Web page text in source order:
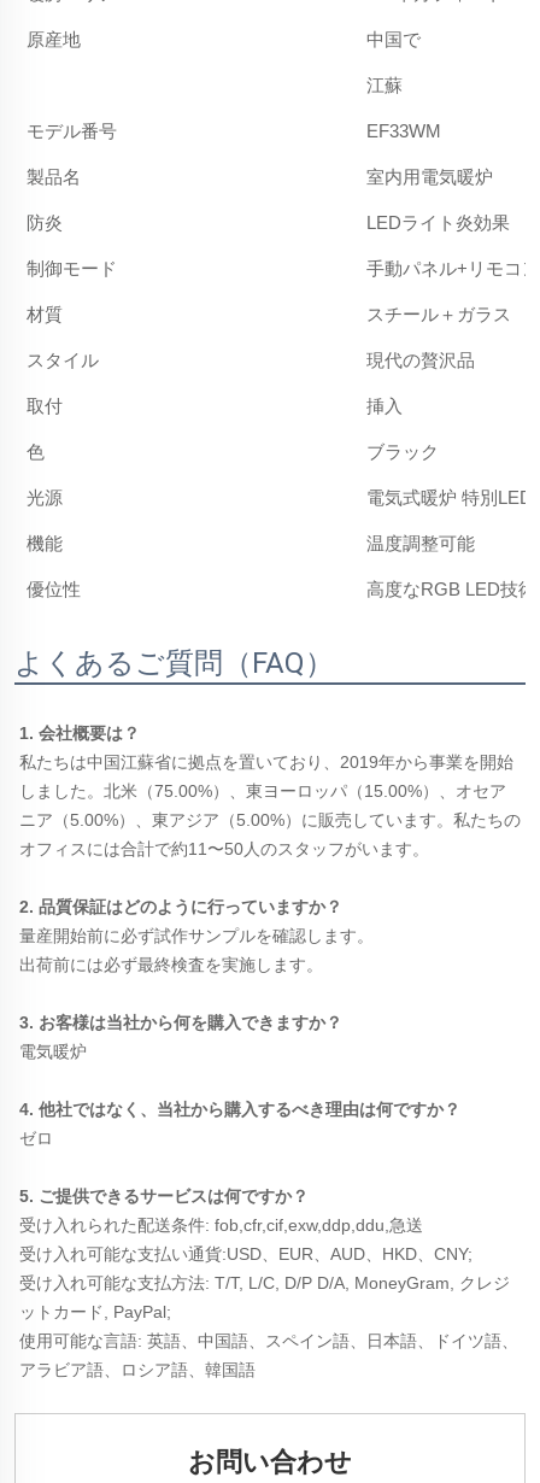
原産地 中国で
江蘇
モデル番号 EF33WM
製品名 室内用電気暖炉
防炎 LEDライト炎効果
制御モード 手動パネル+リモコン
材質 スチール＋ガラス
スタイル 現代の贅沢品
取付 挿入
色 ブラック
光源 電気式暖炉 特別LED
機能 温度調整可能
優位性 高度なRGB LED技術
よくあるご質問（FAQ）
1. 会社概要は？
私たちは中国江蘇省に拠点を置いており、2019年から事業を開始
しました。北米（75.00%）、東ヨーロッパ（15.00%）、オセア
ニア（5.00%）、東アジア（5.00%）に販売しています。私たちの
オフィスには合計で約11〜50人のスタッフがいます。
2. 品質保証はどのように行っていますか？
量産開始前に必ず試作サンプルを確認します。
出荷前には必ず最終検査を実施します。
3. お客様は当社から何を購入できますか？
電気暖炉
4. 他社ではなく、当社から購入するべき理由は何ですか？
ゼロ
5. ご提供できるサービスは何ですか？
受け入れられた配送条件: fob,cfr,cif,exw,ddp,ddu,急送
受け入れ可能な支払い通貨:USD、EUR、AUD、HKD、CNY;
受け入れ可能な支払方法: T/T, L/C, D/P D/A, MoneyGram, クレジ
ットカード, PayPal;
使用可能な言語: 英語、中国語、スペイン語、日本語、ドイツ語、
アラビア語、ロシア語、韓国語
お問い合わせ